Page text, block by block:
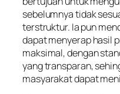
sebelumnya tidak
terstruktur. Ia pun
dapat menyerap hasil
maksimal, dengan
yang transparan,
masyarakat dapat